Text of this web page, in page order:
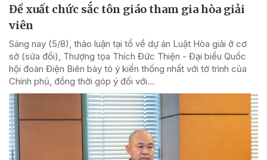
Đề xuất chức sắc tôn giáo tham gia hòa giải
viên
Sáng nay (5/8), thảo luận tại tổ về dự án Luật Hòa giải ở cơ
sở (sửa đổi), Thượng tọa Thích Đức Thiện - Đại biểu Quốc
hội đoàn Điện Biên bày tỏ ý kiến thống nhất với tờ trình của
Chính phủ, đồng thời góp ý đối với...